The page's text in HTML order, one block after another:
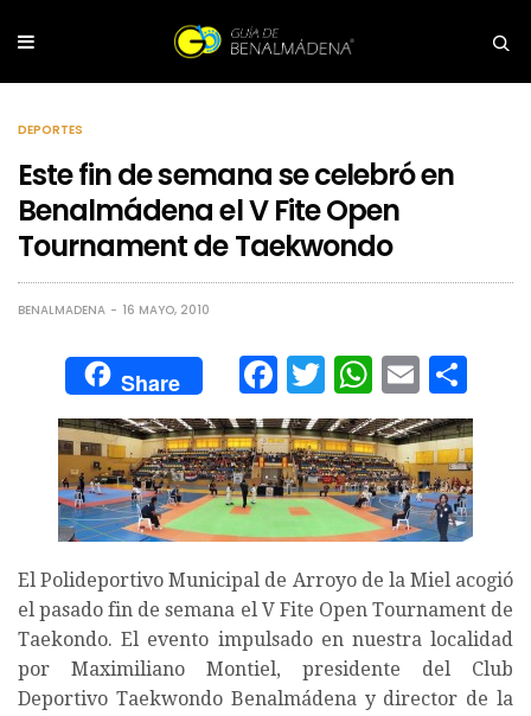
DEPORTES
Este fin de semana se celebró en
Benalmádena el V Fite Open
Tournament de Taekwondo
BENALMADENA 16 MAYO, 2010
Share Facebook
TwitterEmail
El Polideportivo Municipal de Arroyo de la Miel acogió
el pasado fin de semana el V Fite Open Tournament de
Taekondo. El evento impulsado en nuestra localidad
por Maximiliano Montiel, presidente del Club
Deportivo Taekwondo Benalmádena y director de la